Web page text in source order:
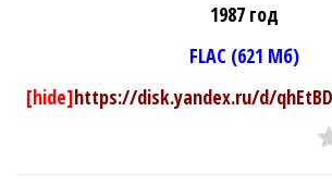
1987 год
FLAC (621 Мб)
[hide]https://disk.yandex.ru/d/